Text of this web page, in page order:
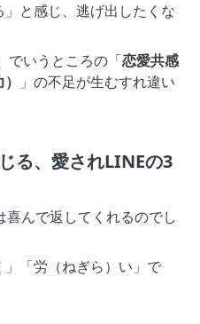
と感じ、逃げ出したくな
でいうところの「恋愛共感
」の不足が生むすれ違い
る、愛されLINEの3
喜んで返してくれるのでし
「労（ねぎら）い」で